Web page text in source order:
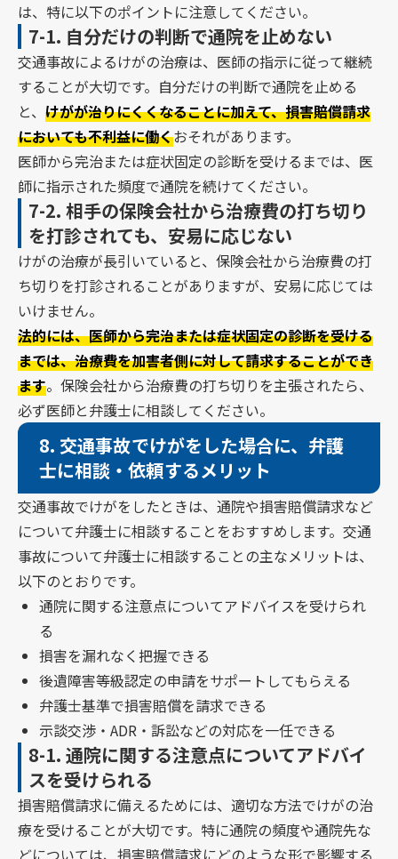
は、特に以下のポイントに注意してください。
7-1. 自分だけの判断で通院を止めない
交通事故によるけがの治療は、医師の指示に従って継続
することが大切です。自分だけの判断で通院を止める
と、けがが治りにくくなることに加えて、損害賠償請求
においても不利益に働くおそれがあります。
医師から完治または症状固定の診断を受けるまでは、医
師に指示された頻度で通院を続けてください。
7-2. 相手の保険会社から治療費の打ち切り
を打診されても、安易に応じない
けがの治療が長引いていると、保険会社から治療費の打
ち切りを打診されることがありますが、安易に応じては
いけません。
法的には、医師から完治または症状固定の診断を受ける
までは、治療費を加害者側に対して請求することができ
ます。保険会社から治療費の打ち切りを主張されたら、
必ず医師と弁護士に相談してください。
8. 交通事故でけがをした場合に、弁護
士に相談・依頼するメリット
交通事故でけがをしたときは、通院や損害賠償請求など
について弁護士に相談することをおすすめします。交通
事故について弁護士に相談することの主なメリットは、
以下のとおりです。
通院に関する注意点についてアドバイスを受けられ
る
損害を漏れなく把握できる
後遺障害等級認定の申請をサポートしてもらえる
弁護士基準で損害賠償を請求できる
示談交渉・ADR・訴訟などの対応を一任できる
8-1. 通院に関する注意点についてアドバイ
スを受けられる
損害賠償請求に備えるためには、適切な方法でけがの治
療を受けることが大切です。特に通院の頻度や通院先な